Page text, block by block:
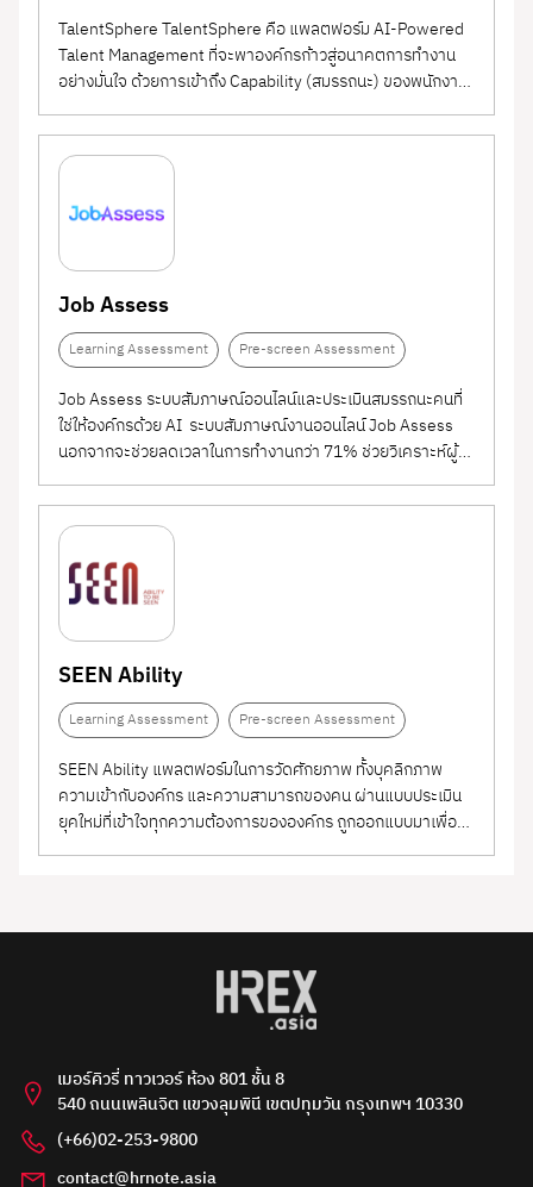
วางแผนการพัฒนาในระยะยาว
เหมาะสำหรับองค์กรที่ต้องการยกระดับศักยภาพของ
พนักงาน สร้างวัฒนธรรมการเรียนรู้อย่างต่อเนื่อง และ
เตรียมความพร้อมสำหรับการเปลี่ยนแปลงในอนาคต
Coaching (11)
Training
In-House Training
Management System
Language Learning
Leadership
Development
Learning Assessment (5)
Learning Management
System (LMS)
(6)
Public Training (9)
Virtual Training (19)
Pre-screen Assessment
Recruitment Agency
Business Consulting
AI Consulting &
Implementation
Educational Production (2)
English Proficiency
Testing
(2)
TalentSphere TalentSphere คือ แพลตฟอร์ม AI-Powered
Talent Management ที่จะพาองค์กรก้าวสู่อนาคตการทำงาน
อย่างมั่นใจ ด้วยการเข้าถึง Capability (สมรรถนะ) ของพนักงาน
อย่างแท้จริง ช่วยให้ HR และผู้บริหารทำเรื่อง Recruitment,
Development และ Talent Advancement ได้ครบวงจร ด้วย
การผสมผสาน AI อัจฉริยะ...
Job Assess
Learning Assessment Pre-screen Assessment
Job Assess ระบบสัมภาษณ์ออนไลน์และประเมินสมรรถนะคนที่
ใช่ให้องค์กรด้วย AI ระบบสัมภาษณ์งานออนไลน์ Job Assess
นอกจากจะช่วยลดเวลาในการทำงานกว่า 71% ช่วยวิเคราะห์ผู้
สมัครอย่างแม่นยำและสามารถช่วยองค์กรลดต้นทุนได้มากกว่า
22% ระบบได้ออกแบบมาให้ HR ใช้งานง่ายและสามารถนำระบบ
ไปประยุกต์ใช้ได้หลากหลายงาน...
SEEN Ability
Learning Assessment Pre-screen Assessment
SEEN Ability แพลตฟอร์มในการวัดศักยภาพ ทั้งบุคลิกภาพ
ความเข้ากับองค์กร และความสามารถของคน ผ่านแบบประเมิน
ยุคใหม่ที่เข้าใจทุกความต้องการขององค์กร ถูกออกแบบมาเพื่อ
คนไทย โดยใช้เทคโนโลยีร่วมกับแบบทดสอบเชิงพฤติกรรม
เมอร์คิวรี่ ทาวเวอร์ ห้อง 801 ชั้น 8
540 ถนนเพลินจิต แขวงลุมพินี เขตปทุมวัน กรุงเทพฯ 10330
(+66)02-253-9800
contact@hrnote.asia